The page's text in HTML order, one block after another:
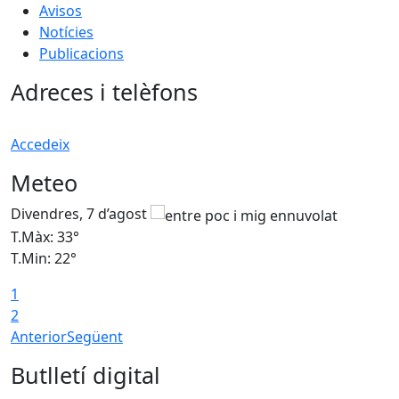
Avisos
Notícies
Publicacions
Adreces i telèfons
Accedeix
Meteo
Divendres, 7 d’agost
T.Màx: 33°
T.Min: 22°
1
2
AnteriorSegüent
Butlletí digital